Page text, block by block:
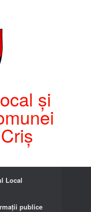
și
Local
publice